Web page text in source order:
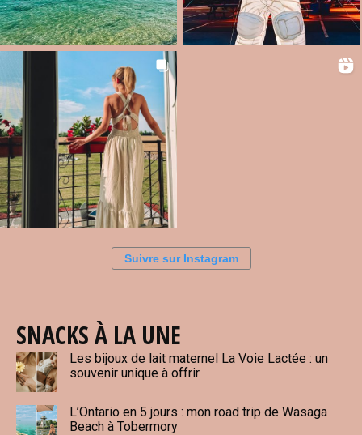
Suivre sur Instagram
SNACKS À LA UNE
Les bijoux de lait maternel La Voie Lactée : un
souvenir unique à offrir
L’Ontario en 5 jours : mon road trip de Wasaga
Beach à Tobermory